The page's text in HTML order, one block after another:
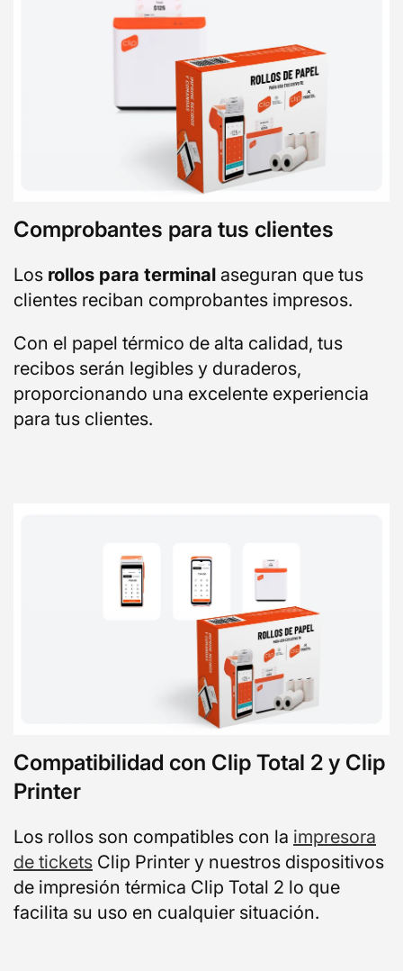
Comprobantes para tus clientes
Los rollos para terminal aseguran que tus
clientes reciban comprobantes impresos.
Con el papel térmico de alta calidad, tus
recibos serán legibles y duraderos,
proporcionando una excelente experiencia
para tus clientes.
Compatibilidad con Clip Total 2 y Clip
Printer
Los rollos son compatibles con la impresora
de tickets Clip Printer y nuestros dispositivos
de impresión térmica Clip Total 2 lo que
facilita su uso en cualquier situación.